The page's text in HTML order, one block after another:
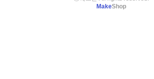
MakeShop